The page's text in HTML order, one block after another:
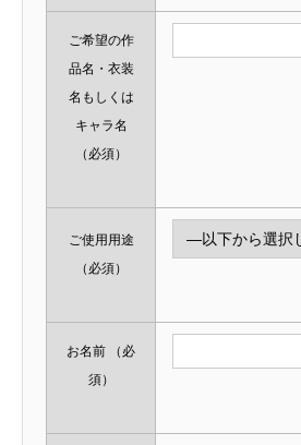
ご希望の作
品名・衣装
名もしくは
キャラ名
（必須）
ご使用用途
（必須）
お名前
（必
須）